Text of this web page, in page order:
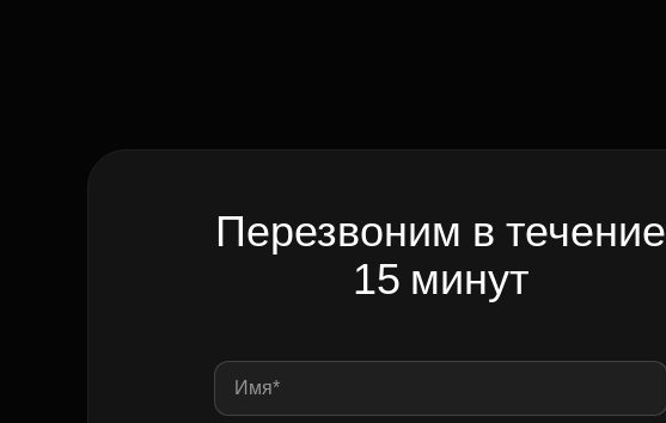
Перезвоним в течение
15 минут